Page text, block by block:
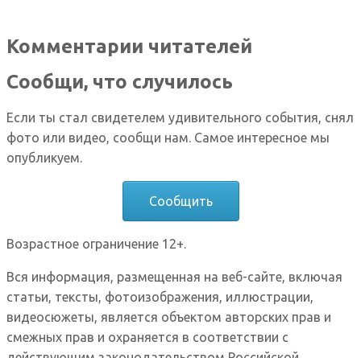
Комментарии читателей
Сообщи, что случилось
Если ты стал свидетелем удивительного события, снял
фото или видео, сообщи нам. Самое интересное мы
опубликуем.
Сообщить
Возрастное ограничение 12+.
Вся информация, размещенная на веб-сайте, включая
статьи, тексты, фотоизображения, иллюстрации,
видеосюжеты, является объектом авторских прав и
смежных прав и охраняется в соответствии с